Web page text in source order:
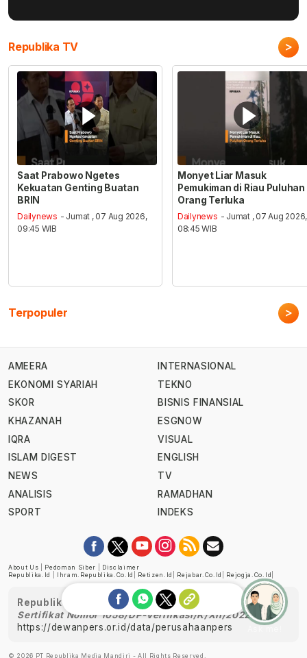
Republika TV >
Saat Prabowo Ngetes
Kekuatan Genting Buatan
BRIN
Dailynews - Jumat , 07 Aug 2026,
09:45 WIB
Monyet Liar Masuk
Pemukiman di Riau Puluhan
Orang Terluka
Dailynews - Jumat , 07 Aug 2026,
08:45 WIB
Terpopuler >
AMEERA
EKONOMI SYARIAH
SKOR
KHAZANAH
IQRA
ISLAM DIGEST
NEWS
ANALISIS
SPORT
INTERNASIONAL
TEKNO
BISNIS FINANSIAL
ESGNOW
VISUAL
ENGLISH
TV
RAMADHAN
INDEKS
About Us Pedoman Siber
Disclaimer
Republika.id
Ihram.republika.co.id Retizen.id Rejabar.co.id Rejogja.co.id
Republika telah diverifikasi oleh Dewan Pers
Sertifikat Nomor 1058/DP-Verifikasi/K/XII/2022
https://dewanpers.or.id/data/perusahaanpers
© 2026 PT Republika Media Mandiri - All Rights Reserved.